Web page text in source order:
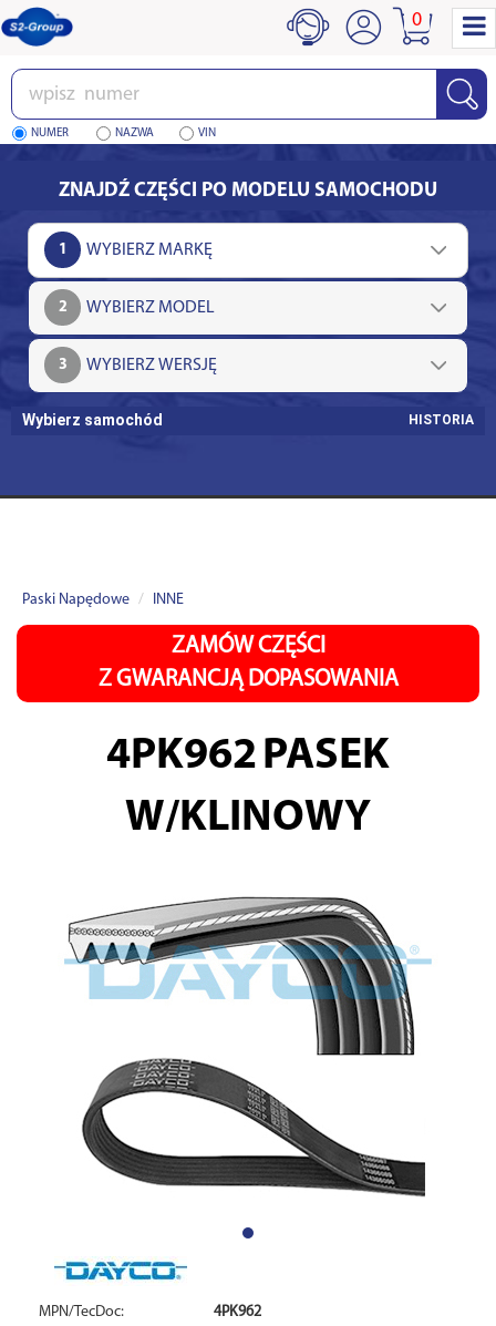
Wpisz
numer
NUMER NAZWA VIN
0
ZNAJDŹ CZĘŚCI PO MODELU SAMOCHODU
1
2
3
Wybierz samochód HISTORIA
Paski Napędowe INNE
ZAMÓW CZĘŚCI
Z GWARANCJĄ DOPASOWANIA
4PK962 PASEK
W/KLINOWY
MPN/TecDoc: 4PK962